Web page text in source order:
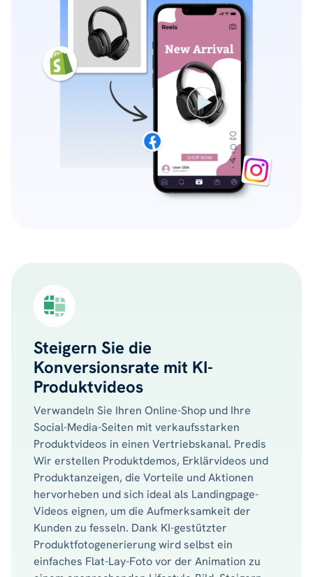
Steigern Sie die
Konversionsrate mit KI-
Produktvideos
Verwandeln Sie Ihren Online-Shop und Ihre
Social-Media-Seiten mit verkaufsstarken
Produktvideos in einen Vertriebskanal. Predis
Wir erstellen Produktdemos, Erklärvideos und
Produktanzeigen, die Vorteile und Aktionen
hervorheben und sich ideal als Landingpage-
Videos eignen, um die Aufmerksamkeit der
Kunden zu fesseln. Dank KI-gestützter
Produktfotogenerierung wird selbst ein
einfaches Flat-Lay-Foto vor der Animation zu